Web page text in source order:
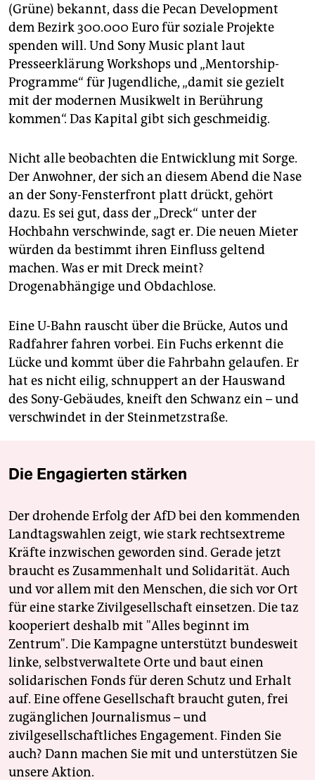
(Grüne) bekannt, dass die Pecan Development
dem Bezirk 300.000 Euro für soziale Projekte
spenden will. Und Sony Music plant laut
Presseerklärung Workshops und „Mentorship-
Programme“ für Jugendliche, „damit sie gezielt
mit der modernen Musikwelt in Berührung
kommen“. Das Kapital gibt sich geschmeidig.
Nicht alle beobachten die Entwicklung mit Sorge.
Der Anwohner, der sich an diesem Abend die Nase
an der Sony-Fensterfront platt drückt, gehört
dazu. Es sei gut, dass der „Dreck“ unter der
Hochbahn verschwinde, sagt er. Die neuen Mieter
würden da bestimmt ihren Einfluss geltend
machen. Was er mit Dreck meint?
Drogenabhängige und Obdachlose.
Eine U-Bahn rauscht über die Brücke, Autos und
Radfahrer fahren vorbei. Ein Fuchs erkennt die
Lücke und kommt über die Fahrbahn gelaufen. Er
hat es nicht eilig, schnuppert an der Hauswand
des Sony-Gebäudes, kneift den Schwanz ein – und
verschwindet in der Steinmetzstraße.
Die Engagierten stärken
Der drohende Erfolg der AfD bei den kommenden
Landtagswahlen zeigt, wie stark rechtsextreme
Kräfte inzwischen geworden sind. Gerade jetzt
braucht es Zusammenhalt und Solidarität. Auch
und vor allem mit den Menschen, die sich vor Ort
für eine starke Zivilgesellschaft einsetzen. Die taz
kooperiert deshalb mit "Alles beginnt im
Zentrum". Die Kampagne unterstützt bundesweit
linke, selbstverwaltete Orte und baut einen
solidarischen Fonds für deren Schutz und Erhalt
auf. Eine offene Gesellschaft braucht guten, frei
zugänglichen Journalismus – und
zivilgesellschaftliches Engagement. Finden Sie
auch? Dann machen Sie mit und unterstützen Sie
unsere Aktion.